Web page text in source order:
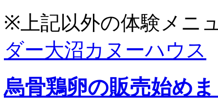
※上記以外の体験メ
ダー大沼カヌーハウス
烏骨鶏卵の販売始め